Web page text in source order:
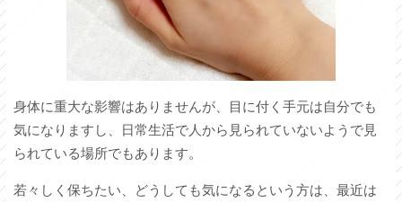
身体に重大な影響はありませんが、目に付く手元は自分でも
気になりますし、日常生活で人から見られていないようで見
られている場所でもあります。
若々しく保ちたい、どうしても気になるという方は、最近は